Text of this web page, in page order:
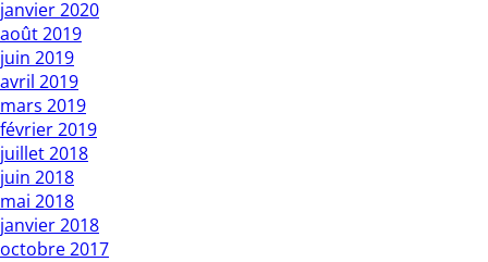
janvier 2020
août 2019
juin 2019
avril 2019
mars 2019
février 2019
juillet 2018
juin 2018
mai 2018
janvier 2018
octobre 2017